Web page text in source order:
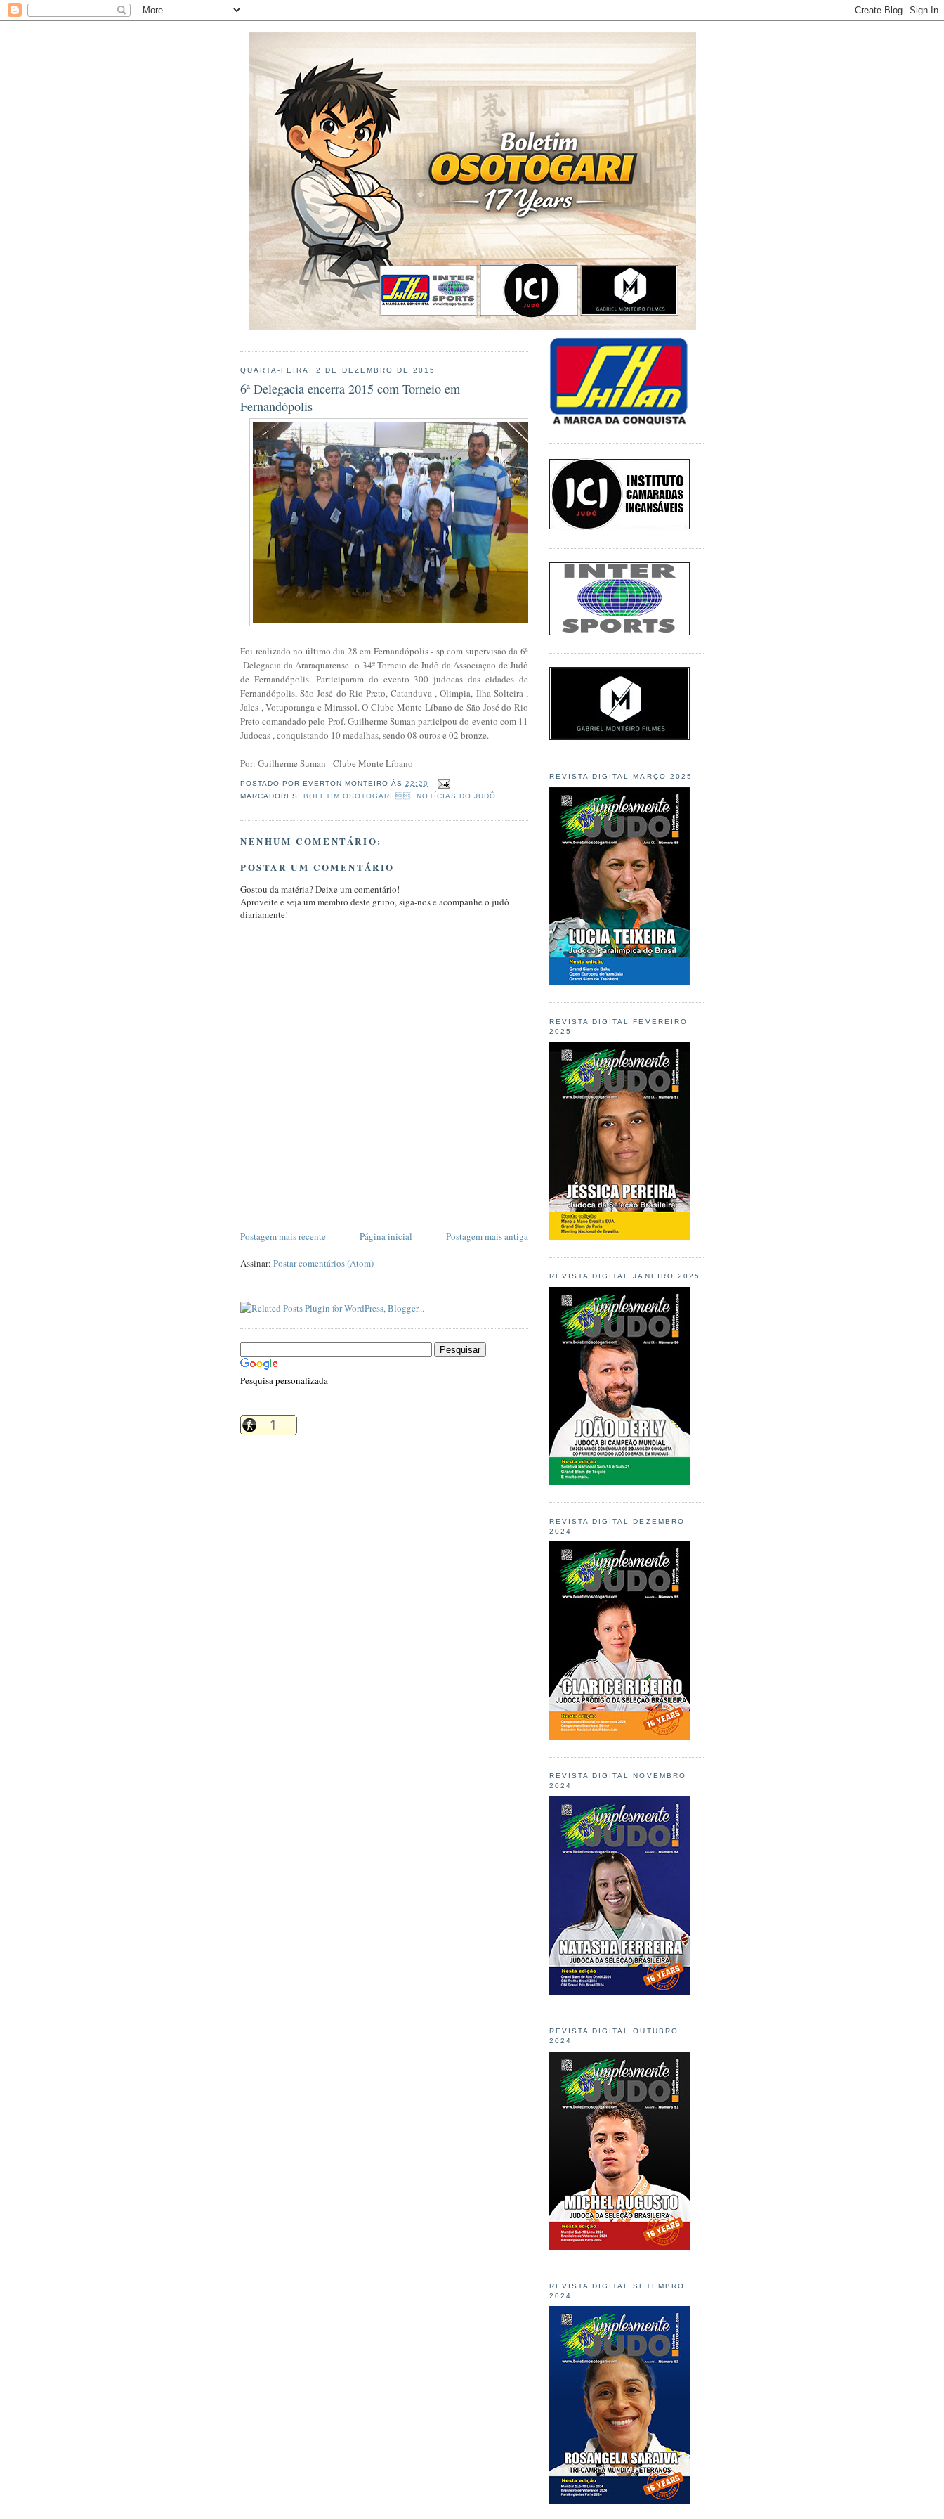
QUARTA-FEIRA, 2 DE DEZEMBRO DE 2015
6ª Delegacia encerra 2015 com Torneio em
Fernandópolis
Foi realizado no último dia 28 em Fernandópolis - sp com supervisão da 6ª
Delegacia da Araraquarense o 34º Torneio de Judô da Associação de Judô
de Fernandópolis. Participaram do evento 300 judocas das cidades de
Fernandópolis, São José do Rio Preto, Catanduva , Olimpia, Ilha Solteira ,
Jales , Votuporanga e Mirassol. O Clube Monte Líbano de São José do Rio
Preto comandado pelo Prof. Guilherme Suman participou do evento com 11
Judocas , conquistando 10 medalhas, sendo 08 ouros e 02 bronze.
Por: Guilherme Suman - Clube Monte Líbano
POSTADO POR EVERTON MONTEIRO ÀS22:20
MARCADORES:BOLETIM OSOTOGARI . NOTÍCIAS DO JUDÔ
NENHUM COMENTÁRIO:
POSTAR UM COMENTÁRIO
Gostou da matéria? Deixe um comentário!
Aproveite e seja um membro deste grupo, siga-nos e acompanhe o judô
diariamente!
Postagem mais recente Postagem mais antiga
Página inicial
Assinar: Postar comentários (Atom)
Pesquisa personalizada
REVISTA DIGITAL MARÇO 2025
REVISTA DIGITAL FEVEREIRO
2025
REVISTA DIGITAL JANEIRO 2025
REVISTA DIGITAL DEZEMBRO
2024
REVISTA DIGITAL NOVEMBRO
2024
REVISTA DIGITAL OUTUBRO
2024
REVISTA DIGITAL SETEMBRO
2024